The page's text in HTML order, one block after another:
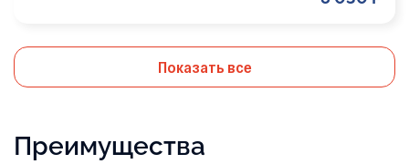
Показать все
Преимущества